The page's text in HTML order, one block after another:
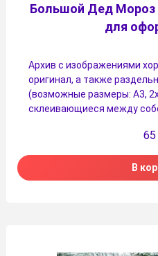
Большой Дед Мороз
для
Архив с изображениями
оригинал, а также
(возможные размеры: А3,
склеивающиеся между
65
В